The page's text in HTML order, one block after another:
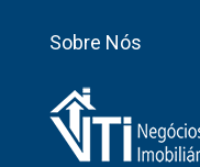
Sobre Nós